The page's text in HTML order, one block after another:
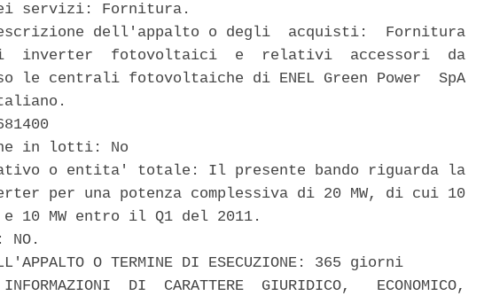
servizi: Fornitura.
dell'appalto o degli  acquisti:  Fornitura
inverter  fotovoltaici  e  relativi  accessori  da
le centrali fotovoltaiche di ENEL Green Power  SpA
in lotti: No
o entita' totale: Il presente bando riguarda la
per una potenza complessiva di 20 MW, di cui 10
10 MW entro il Q1 del 2011.
NO.
O TERMINE DI ESECUZIONE: 365 giorni
DI  CARATTERE  GIURIDICO,   ECONOMICO,